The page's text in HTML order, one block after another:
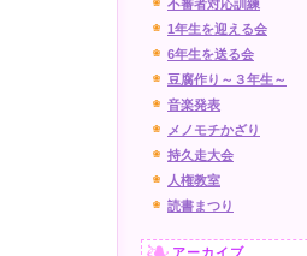
不審者対応訓練
1年生を迎える会
6年生を送る会
豆腐作り～３年生～
音楽発表
メノモチかざり
持久走大会
人権教室
読書まつり
アーカイブ